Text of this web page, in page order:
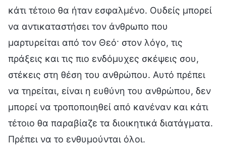
κάτι τέτοιο θα ήταν εσφαλμένο. Ουδείς μπορεί
να αντικαταστήσει τον άνθρωπο που
μαρτυρείται από τον Θεό· στον λόγο, τις
πράξεις και τις πιο ενδόμυχες σκέψεις σου,
στέκεις στη θέση του ανθρώπου. Αυτό πρέπει
να τηρείται, είναι η ευθύνη του ανθρώπου, δεν
μπορεί να τροποποιηθεί από κανέναν και κάτι
τέτοιο θα παραβίαζε τα διοικητικά διατάγματα.
Πρέπει να το ενθυμούνται όλοι.